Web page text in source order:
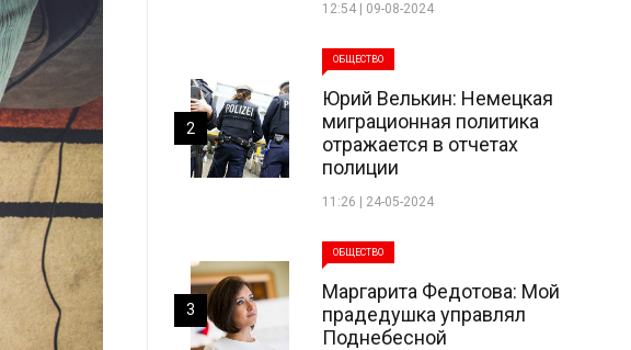
12:54 | 09-08-2024
ОБЩЕСТВО
Юрий Велькин: Немецкая
миграционная политика
отражается в отчетах
полиции
11:26 | 24-05-2024
2
ОБЩЕСТВО
Маргарита Федотова: Мой
прадедушка управлял
Поднебесной
3